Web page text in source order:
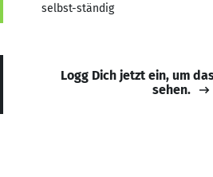
selbst-ständig
Logg Dich jetzt ein, um
sehen.